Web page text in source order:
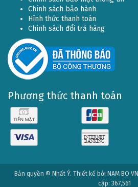
Chính sách bảo hành
Hình thức thanh toán
Chính sách đổi trả hàng
Phương thức thanh toán
Bản quyền © Nhất Ý. Thiết kế bởi NAM BO VN
cập: 367,561